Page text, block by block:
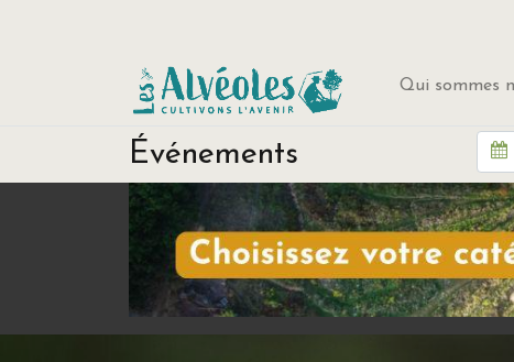
Qui sommes
Événements